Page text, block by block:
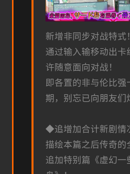
新增非同步对战特式！
通过输入输移动出卡
许随意面向对战！
即各置的非与伦比强
期，别忘已向朋友们
◆追增加合计新剧
描绘本篇之后传奇的
追加特别篇《虚幻一